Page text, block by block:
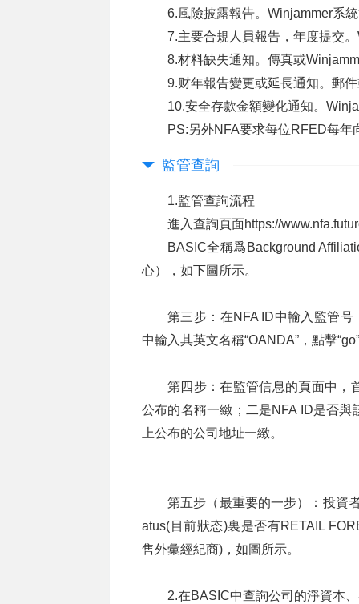
6.風險披露報告。Winjammer系
7.主要合規人員報告，年度提交
8.材料缺失通知。傳真或
9.财年報告變更或延長通知。郵
10.安全存款金額變化通知。
PS:另外NFA要求每位RFED每年
監管查詢
1.監管查詢流程
進入查詢頁面https://
BASIC全稱爲Background
心），如下圖所示。
第三步：在NFA ID中輸入監管号
中輸入其英文名稱“OANDA”，點擊
第四步：在監管信息的頁面中，
公布的名稱一緻；二是NFA ID是否
上公布的公司地址一緻。
第五步（最重要的一步）：投資
atus(目前狀态)裏是否有RETAIL
售外彙經紀商)，如圖所示。
2.在BASIC中查詢公司的淨資本